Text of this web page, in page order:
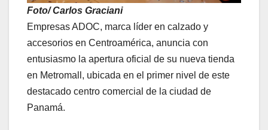
Foto/ Carlos Graciani
Empresas ADOC, marca líder en calzado y
accesorios en Centroamérica, anuncia con
entusiasmo la apertura oficial de su nueva tienda
en Metromall, ubicada en el primer nivel de este
destacado centro comercial de la ciudad de
Panamá.